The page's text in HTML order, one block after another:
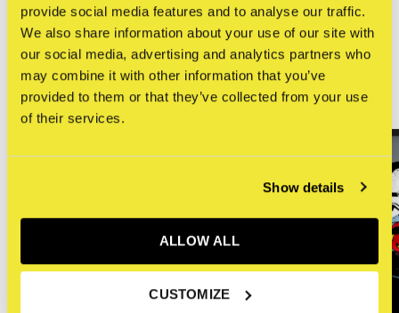
provide social media features and to analyse our traffic.
We also share information about your use of our site with
our social media, advertising and analytics partners who
may combine it with other information that you’ve
provided to them or that they’ve collected from your use
of their services.
Show details
ALLOW ALL
CUSTOMIZE
0/ 5
Related articles